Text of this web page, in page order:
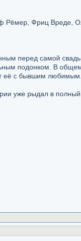
Рёмер, Фриц Вреде,
перед самой
подонком. В
её с бывшим
уже рыдал в полный